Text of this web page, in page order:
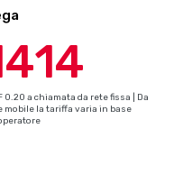
0.20 a chiamata da rete fissa | Da
mobile la tariffa varia in base